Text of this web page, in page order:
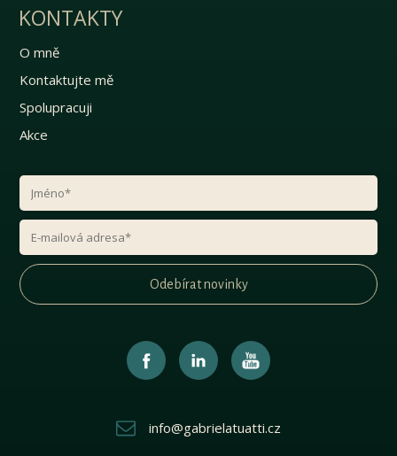
KONTAKTY
O mně
Kontaktujte mě
Spolupracuji
Akce
Odebírat novinky
info@gabrielatuatti.cz